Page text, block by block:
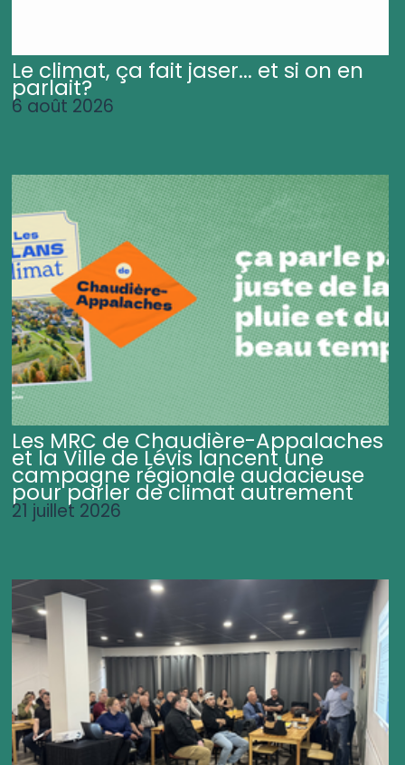
Le climat, ça fait jaser... et si on en
parlait?
6 août 2026
Les MRC de Chaudière-Appalaches
et la Ville de Lévis lancent une
campagne régionale audacieuse
pour parler de climat autrement
21 juillet 2026